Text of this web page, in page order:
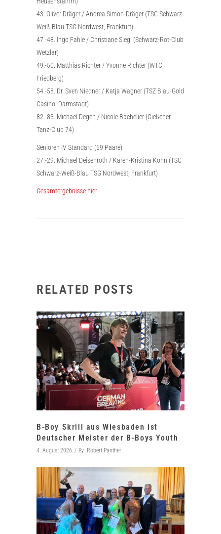
43. Oliver Dräger / Andrea Simon-Dräger (TSC Schwarz-
Weiß-Blau TSG Nordwest, Frankfurt)
47.-48. Ingo Fahle / Christiane Siegl (Schwarz-Rot-Club
Wetzlar)
49.-50. Matthias Richter / Yvonne Richter (WTC
Friedberg)
54.-58. Dr. Sven Niedner / Katja Wagner (TSZ Blau-Gold
Casino, Darmstadt)
82.-83. Michael Degen / Nicole Bachelier (Gießener
Tanz-Club 74)
Senioren IV Standard (59 Paare)
27.-29. Michael Deisenroth / Karen-Kristina Köhn (TSC
Schwarz-Weiß-Blau TSG Nordwest, Frankfurt)
Gesamtergebnisse hier
RELATED POSTS
B-Boy Skrill aus Wiesbaden ist
Deutscher Meister der B-Boys Youth
4. August 2026 By Robert Panther